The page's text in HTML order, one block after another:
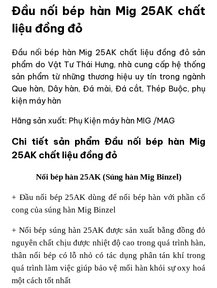
Đầu nối bép hàn Mig 25AK chất
liệu đồng đỏ
Đầu nối bép hàn Mig 25AK chất liệu đồng đỏ sản
phẩm do Vật Tư Thái Hưng, nhà cung cấp hệ thống
sản phẩm từ những thương hiệu uy tín trong ngành
Que hàn, Dây hàn, Đá mài, Đá cắt, Thép Buộc, phụ
kiện máy hàn
Hãng sản xuất: Phụ Kiện máy hàn MIG /MAG
Chi tiết sản phẩm Đầu nối bép hàn Mig
25AK chất liệu đồng đỏ
Nối bép hàn 25AK (Súng hàn Mig Binzel)
+ Đầu nối bép 25AK dùng để nối bép hàn với phần cổ
cong của súng hàn Mig Binzel
+ Nối bép súng hàn 25AK được sản xuất bằng đồng đỏ
nguyên chất chịu được nhiệt độ cao trong quá trình hàn,
thân nối bép có lỗ nhỏ có tác dụng phân tán khí trong
quá trình làm việc giúp bảo vệ mối hàn khỏi sự oxy hoá
một cách tốt nhất